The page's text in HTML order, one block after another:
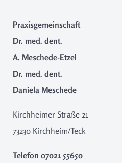
Praxisgemeinschaft
Dr. med. dent.
A. Meschede-Etzel
Dr. med. dent.
Daniela Meschede
Kirchheimer Straße 21
73230 Kirchheim/Teck
Telefon 07021 55650